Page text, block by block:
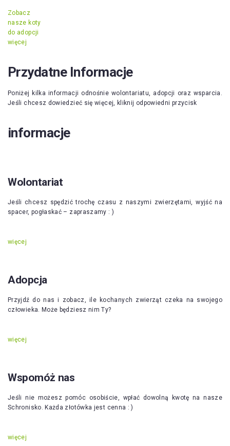
Zobacz
nasze koty
do adopcji
więcej
Przydatne Informacje
Poniżej kilka informacji odnośnie wolontariatu, adopcji oraz wsparcia.
Jeśli chcesz dowiedzieć się więcej, kliknij odpowiedni przycisk
informacje
Wolontariat
Jeśli chcesz spędzić trochę czasu z naszymi zwierzętami, wyjść na
spacer, pogłaskać – zapraszamy : )
więcej
Adopcja
Przyjdź do nas i zobacz, ile kochanych zwierząt czeka na swojego
człowieka. Może będziesz nim Ty?
więcej
Wspomóż nas
Jeśli nie możesz pomóc osobiście, wpłać dowolną kwotę na nasze
Schronisko. Każda złotówka jest cenna : )
więcej